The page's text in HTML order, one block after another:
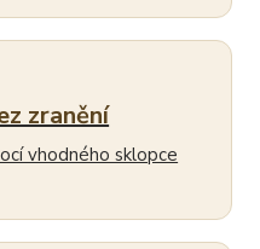
zranění
vhodného sklopce